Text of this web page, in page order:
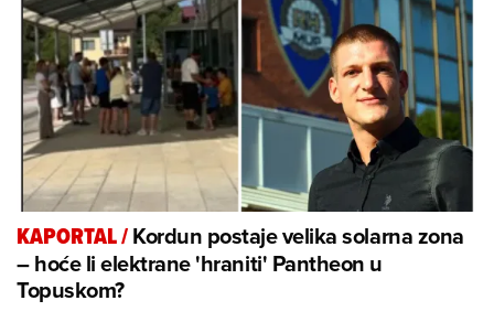
KAPORTAL/Kordun postaje velika solarna zona
– hoće li elektrane 'hraniti' Pantheon u
Topuskom?